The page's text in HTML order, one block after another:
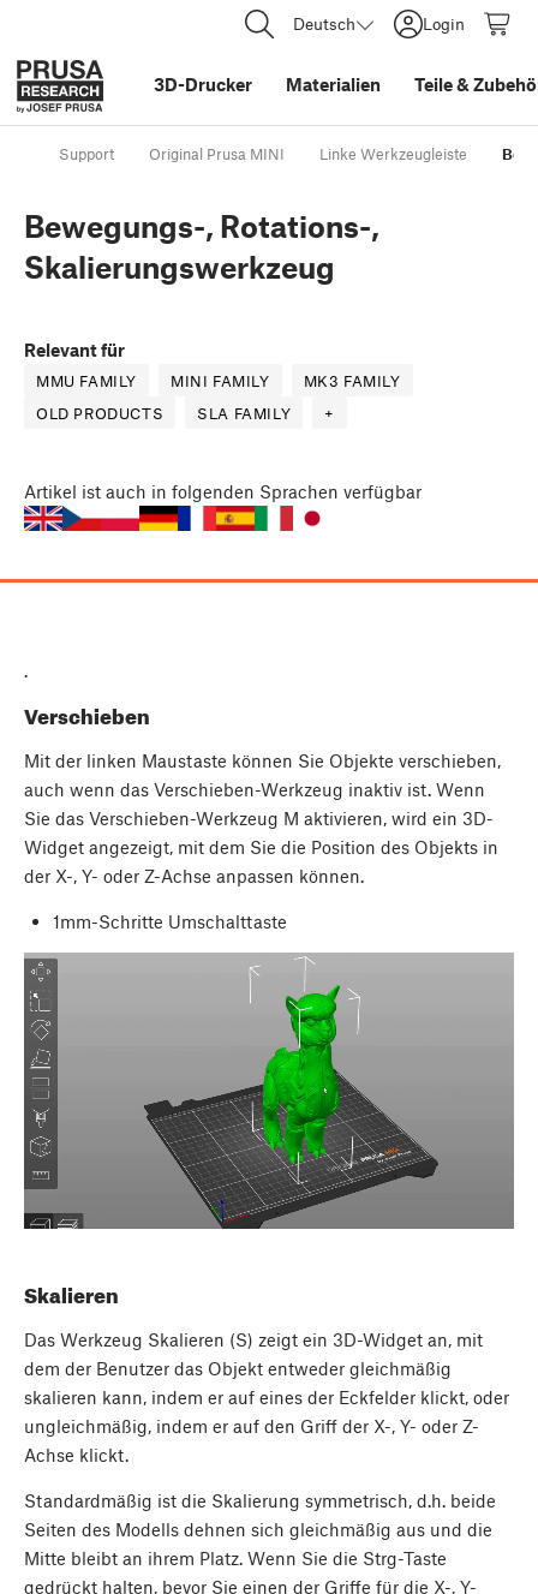
Deutsch Login
3D-Drucker Materialien Teile&
Support Original Prusa MINI Linke Werkzeugleiste
Bewegungs-, Rotations-,
Skalierungswerkzeug
Relevant für
MMU FAMILY MINI FAMILY
MK3 FAMILY
OLD PRODUCTS
SLA FAMILY +
Artikel ist auch in folgenden Sprachen verfügbar
.
Verschieben
Mit der linken Maustaste können Sie Objekte verschieben,
auch wenn das Verschieben-Werkzeug inaktiv ist. Wenn
Sie das Verschieben-Werkzeug M aktivieren, wird ein 3D-
Widget angezeigt, mit dem Sie die Position des Objekts in
der X-, Y- oder Z-Achse anpassen können.
1mm-Schritte Umschalttaste
Skalieren
Das Werkzeug Skalieren (S) zeigt ein 3D-Widget an, mit
dem der Benutzer das Objekt entweder gleichmäßig
skalieren kann, indem er auf eines der Eckfelder klickt, oder
ungleichmäßig, indem er auf den Griff der X-, Y- oder Z-
Achse klickt.
Standardmäßig ist die Skalierung symmetrisch, d.h. beide
Seiten des Modells dehnen sich gleichmäßig aus und die
Mitte bleibt an ihrem Platz. Wenn Sie die Strg-Taste
gedrückt halten, bevor Sie einen der Griffe für die X-, Y-